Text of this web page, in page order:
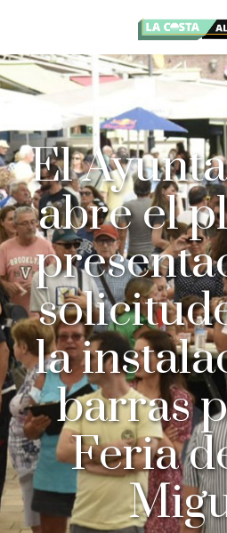
El
abre el
la
barras
Feria